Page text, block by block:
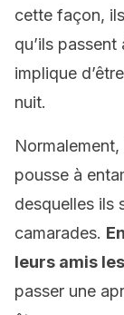
cette façon,
qu’ils
implique
nuit.
pousse à
desquelles ils
camarades.
leurs amis
passer une